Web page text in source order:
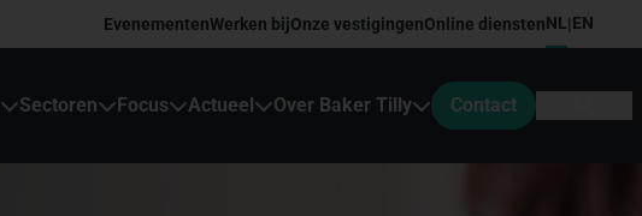
EvenementenWerken bijOnze vestigingenOnline dienstenNL|EN
Sectoren Focus Actueel Over Baker Tilly Contact